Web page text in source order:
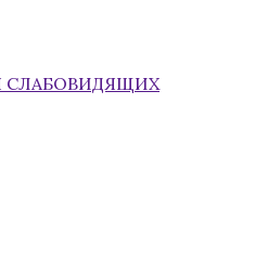
СЛАБОВИДЯЩИХ